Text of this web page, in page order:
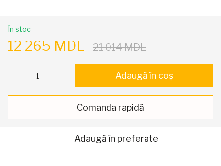
În stoc
12 265 MDL 21 014 MDL
Adaugă în coș
Comanda rapidă
Adaugă în preferate